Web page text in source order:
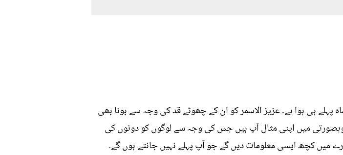
کا انتقال چند ماہ پہلے ہی ہوا ہے۔ عزیز الاسمر کو ان کے چھوٹے قد کی وجہ سے بونا بھی
خوبصورتی میں اپنی مثال آپ ہیں جس کی وجہ سے لوگوں کو دونوں کی
میں کچھ ایسی معلومات دیں گے جو آپ پہلے نہیں جانتے ہوں گے۔